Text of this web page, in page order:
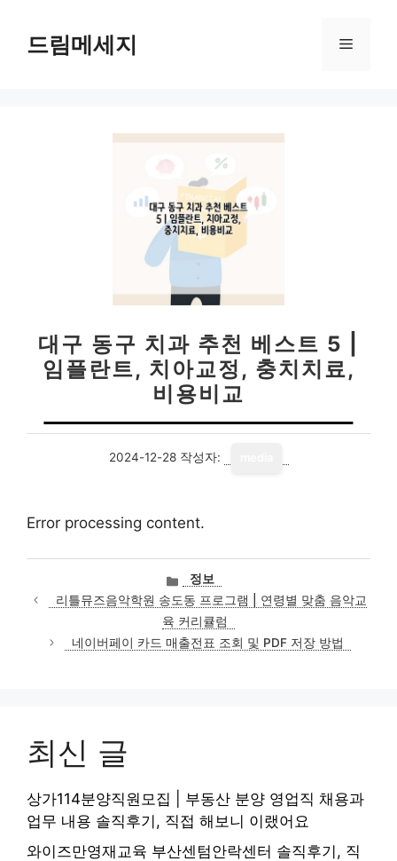
드림메세지 메
대구 동구 치과 추천 베스트 5 |
임플란트, 치아교정, 충치치료,
비용비교
2024-12-28 작성자:
Error processing content.
카
테
고
리
정보
리틀뮤즈음악학원 송도동 프로그램 | 연령별 맞춤 음악교
육 커리큘럼
네이버페이 카드 매출전표 조회 및 PDF 저장 방법
최신 글
상가114분양직원모집 | 부동산 분양 영업직 채용과
업무 내용 솔직후기, 직접 해보니 이랬어요
와이즈만영재교육 부산센텀안락센터 솔직후기, 직